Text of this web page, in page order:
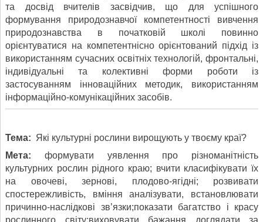
та досвід вчителів засвідчив, що для успішного
формування природознавчої компетентності вивчення
природознавства в початковій школі повинно
орієнтуватися на компетентнісно орієнтований підхід із
використанням сучасних освітніх технологій, фронтальні,
індивідуальні та колективні форми роботи із
застосуванням інноваційних методик, використанням
інформаційно-комунікаційних засобів.
Тема: Які культурні рослини вирощують у твоєму краї?
Мета: формувати уявлення про різноманітність
культурних рослин рідного краю; вчити класифікувати їх
на овочеві, зернові, плодово-ягідні; розвивати
спостережливість, вміння аналізувати, встановлювати
причинно-наслідкові зв’язки;показати багатство і красу
рослинного світу;виховувати бажання доглядати за